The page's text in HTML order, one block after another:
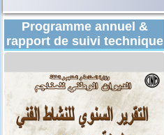
Programme annuel &
rapport de suivi technique